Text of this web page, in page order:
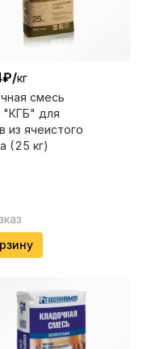
₽/кг
смесь
"КГБ" для
из ячеистого
(25 кг)